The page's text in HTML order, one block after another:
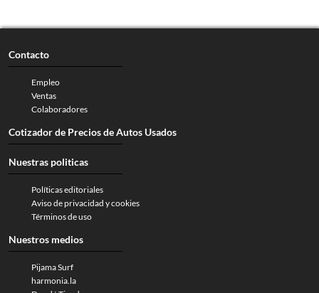
Contacto
Empleo
Ventas
Colaboradores
Cotizador de Precios de Autos Usados
Nuestras politicas
Políticas editoriales
Aviso de privacidad y cookies
Términos de uso
Nuestros medios
Pijama Surf
harmonia.la